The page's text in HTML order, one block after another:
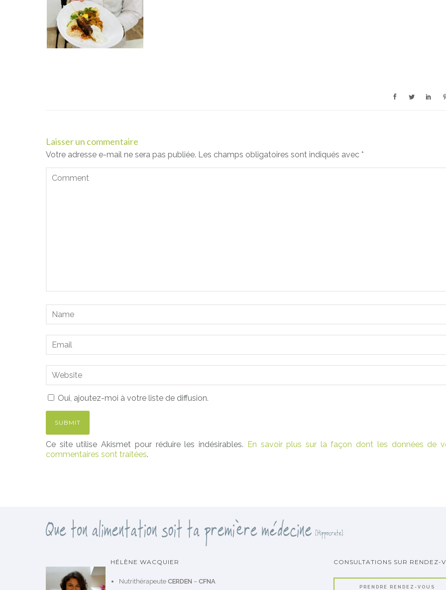
Laisser un commentaire
Votre adresse e-mail ne sera pas publiée. Les champs obligatoires sont indiqués avec *
Oui, ajoutez-moi à votre liste de diffusion.
Ce site utilise Akismet pour réduire les indésirables. En savoir plus sur la façon dont les données de
commentaires sont traitées.
HÉLÈNE WACQUIER
Nutrithérapeute CERDEN – CFNA
CONSULTATIONS SUR RENDEZ-
PRENDRE RENDEZ-VOUS